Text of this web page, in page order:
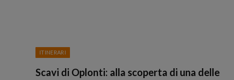
ITINERARI
Scavi di Oplonti: alla scoperta di una delle